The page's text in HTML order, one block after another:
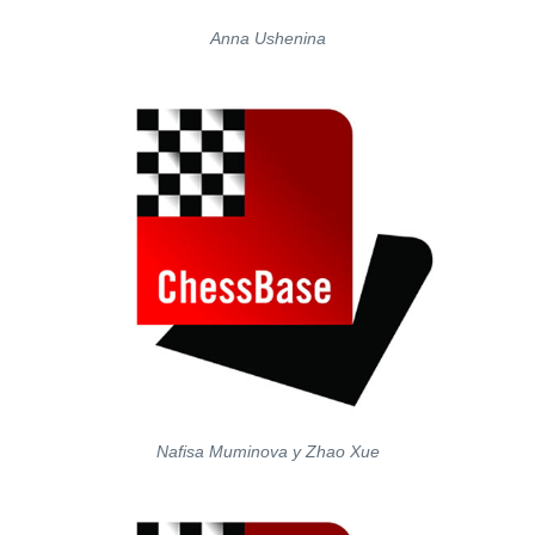
Anna Ushenina
Nafisa Muminova y Zhao Xue